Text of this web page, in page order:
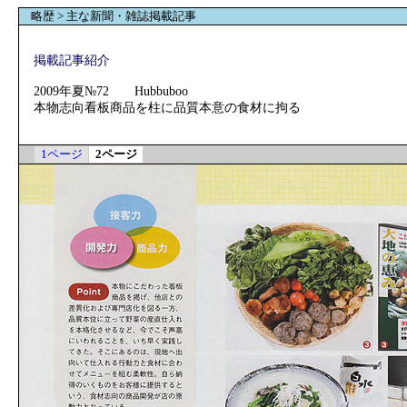
略歴 > 主な新聞・雑誌掲載記事
掲載記事紹介
2009年夏№72 Hubbuboo
本物志向看板商品を柱に品質本意の食材に拘る
1ページ 2ページ